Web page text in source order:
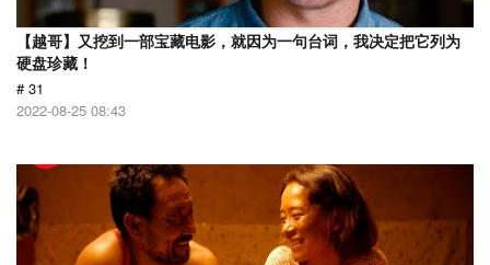
【越哥】又挖到一部宝藏电影，就因为一句台词，我决定把它列为
硬盘珍藏！
# 31
2022-08-25 08:43